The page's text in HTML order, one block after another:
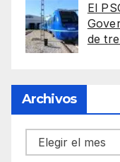
El
de
Archivos
Archivos